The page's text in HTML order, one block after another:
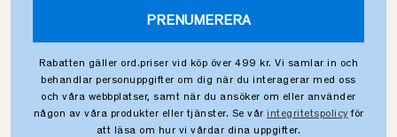
PRENUMERERA
Rabatten gäller ord.priser vid köp över 499 kr. Vi samlar in och
behandlar personuppgifter om dig när du interagerar med oss
och våra webbplatser, samt när du ansöker om eller använder
någon av våra produkter eller tjänster. Se vår integritetspolicy för
att läsa om hur vi vårdar dina uppgifter.